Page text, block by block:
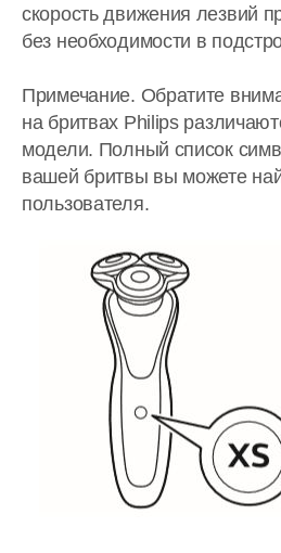
скорость движения лезвий
без необходимости в
Примечание. Обратите
на бритвах Philips
модели. Полный список
вашей бритвы вы можете
пользователя.